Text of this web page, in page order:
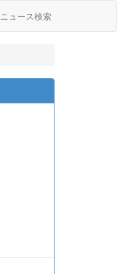
ニュース検索